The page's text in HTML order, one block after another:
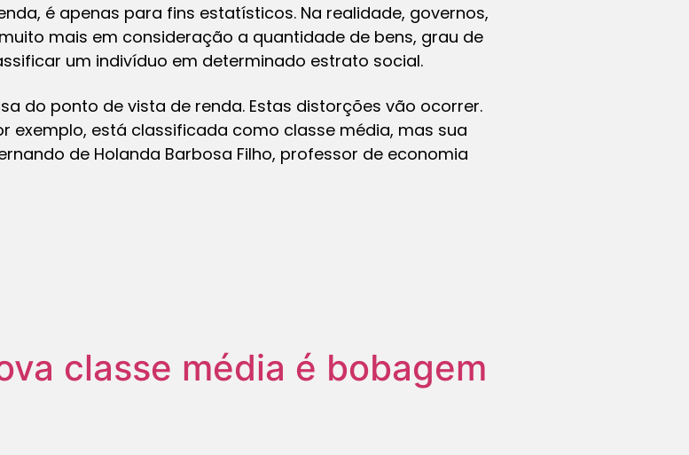
é apenas para fins estatísticos. Na realidade, governos,
mais em consideração a quantidade de bens, grau de
um indivíduo em determinado estrato social.
do ponto de vista de renda. Estas distorções vão ocorrer.
exemplo, está classificada como classe média, mas sua
de Holanda Barbosa Filho, professor de economia
classe média é bobagem